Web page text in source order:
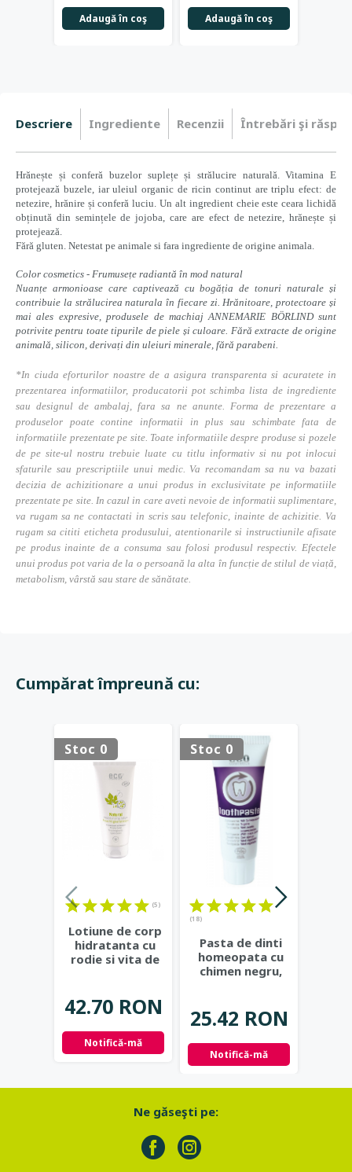
Adaugă în coş Adaugă în coş
Descriere Ingrediente Recenzii Întrebări şi
Hrănește și conferă buzelor suplețe și strălucire naturală. Vitamina E
protejează buzele, iar uleiul organic de ricin continut are triplu efect: de
netezire, hrănire și conferă luciu. Un alt ingredient cheie este ceara lichidă
obținută din semințele de jojoba, care are efect de netezire, hrănește și
protejează.
Fără gluten. Netestat pe animale si fara ingrediente de origine animala.
Color cosmetics - Frumusețe radiantă în mod natural
Nuanțe armonioase care captivează cu bogăția de tonuri naturale și
contribuie la strălucirea naturala în fiecare zi. Hrănitoare, protectoare și
mai ales expresive, produsele de machiaj ANNEMARIE BÖRLIND sunt
potrivite pentru toate tipurile de piele și culoare. Fără extracte de origine
animală, silicon, derivați din uleiuri minerale, fără parabeni.
*In ciuda eforturilor noastre de a asigura transparenta si acuratete in
prezentarea informatiilor, producatorii pot schimba lista de ingrediente
sau designul de ambalaj, fara sa ne anunte. Forma de prezentare a
produselor poate contine informatii in plus sau schimbate fata de
informatiile prezentate pe site. Toate informatiile despre produse si pozele
de pe site-ul nostru trebuie luate cu titlu informativ si nu pot inlocui
sfaturile sau prescriptiile unui medic. Va recomandam sa nu va bazati
decizia de achizitionare a unui produs in exclusivitate pe informatiile
prezentate pe site. In cazul in care aveti nevoie de informatii suplimentare,
va rugam sa ne contactati in scris sau telefonic, inainte de achizitie. Va
rugam sa cititi eticheta produsului, atentionarile si instructiunile afisate
pe produs inainte de a consuma sau folosi produsul respectiv. Efectele
unui produs pot varia de la o persoană la alta în funcție de stilul de viață,
metabolism, vârstă sau stare de sănătate.
Cumpărat împreună cu:
Stoc 0
(5)
Lotiune de corp
hidratanta cu
rodie si vita de
42.70 RON
Notifică-mă
Stoc 0
(18)
Pasta de dinti
homeopata cu
chimen negru,
25.42 RON
Notifică-mă
Ne găseşti pe: